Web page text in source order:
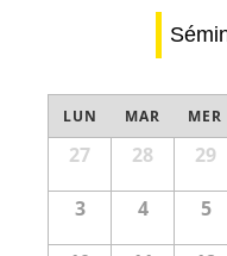
Calendrier
de
Évènements
Calendrier
Évènements
LUN MAR MER
27 28 29
3 4 5